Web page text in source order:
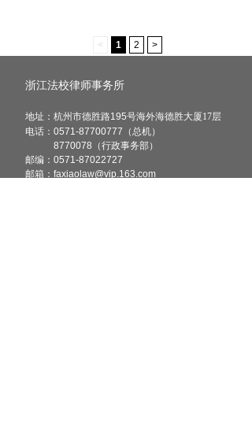
< 1 2 >
浙江法校律师事务所
地址：杭州市德胜路195号海外海德胜大厦17层
电话：0571-87700777（总机）
8770078（行政事务部）
邮编： 0571-87022727
邮箱：faxiaolaw@vip.163.com